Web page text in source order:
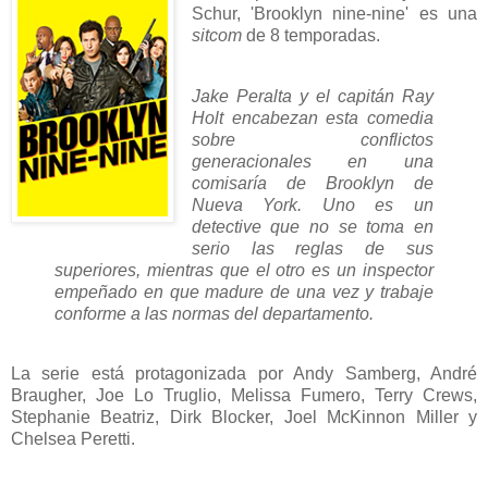
Schur, 'Brooklyn nine-nine' es una
sitcomde 8 temporadas.
Jake Peralta y el capitán Ray
Holt encabezan esta comedia
sobre conflictos
generacionales en una
comisaría de Brooklyn de
Nueva York. Uno es un
detective que no se toma en
serio las reglas de sus
superiores, mientras que el otro es un inspector
empeñado en que madure de una vez y trabaje
conforme a las normas del departamento.
La serie está protagonizada por Andy Samberg, André
Braugher, Joe Lo Truglio, Melissa Fumero, Terry Crews,
Stephanie Beatriz, Dirk Blocker, Joel McKinnon Miller y
Chelsea Peretti.